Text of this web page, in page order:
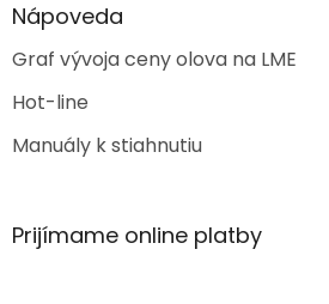
Nápoveda
Graf vývoja ceny olova na LME
Hot-line
Manuály k stiahnutiu
Prijímame online platby